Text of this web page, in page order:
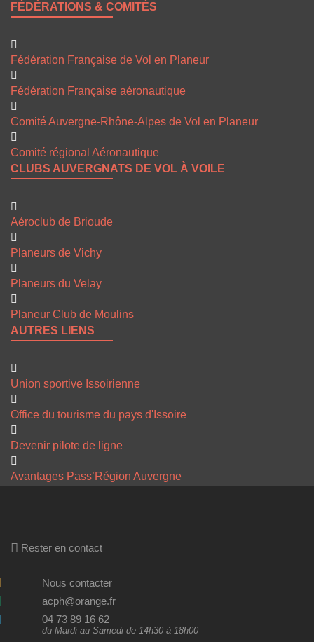
FÉDÉRATIONS & COMITÉS
Fédération Française de Vol en Planeur
Fédération Française aéronautique
Comité Auvergne-Rhône-Alpes de Vol en Planeur
Comité régional Aéronautique
CLUBS AUVERGNATS DE VOL À VOILE
Aéroclub de Brioude
Planeurs de Vichy
Planeurs du Velay
Planeur Club de Moulins
AUTRES LIENS
Union sportive Issoirienne
Office du tourisme du pays d'Issoire
Devenir pilote de ligne
Avantages Pass’Région Auvergne
Rester en contact
Nous contacter
acph@orange.fr
04 73 89 16 62
du Mardi au Samedi de 14h30 à 18h00